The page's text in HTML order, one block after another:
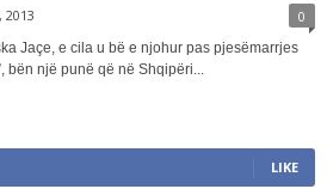
0
Jaçe, e cila u bë e njohur pas pjesëmarrjes
bën një punë që në Shqipëri...
LIKE